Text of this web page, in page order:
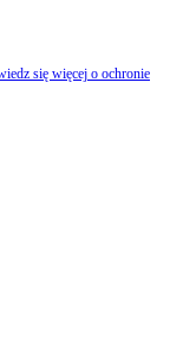
się więcej o ochronie